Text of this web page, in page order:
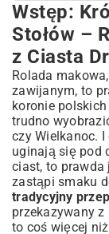
Wstęp: Król
Rolada
Dlaczego warto
makową?
Idealne
Makową
Jak wybrać
Drożdże –
Co jeszcze
zakupów
Ciasto
Perfekcji
Rozczyn –
Wstęp:
Stołów –
z Ciasta
Rolada
zawijanym, to
koronie
trudno
czy Wielkanoc. I
uginają się pod
ciast, to prawda
zastąpi smaku
tradycyjny
przekazywany
to coś więcej